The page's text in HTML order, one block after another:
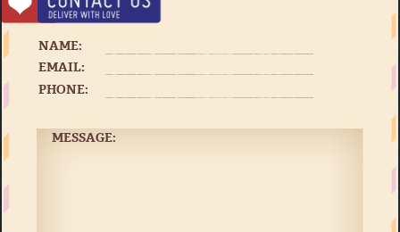
NAME:
EMAIL:
PHONE:
MESSAGE: